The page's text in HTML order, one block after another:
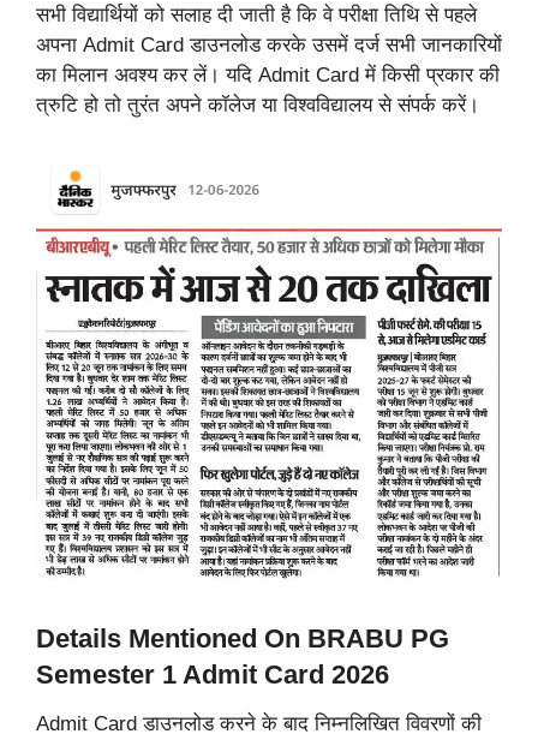
सभी विद्यार्थियों को सलाह दी जाती है कि वे परीक्षा तिथि से पहले
अपना Admit Card डाउनलोड करके उसमें दर्ज सभी जानकारियों
का मिलान अवश्य कर लें। यदि Admit Card में किसी प्रकार की
त्रुटि हो तो तुरंत अपने कॉलेज या विश्वविद्यालय से संपर्क करें।
Details Mentioned On BRABU PG
Semester 1 Admit Card 2026
Admit Card डाउनलोड करने के बाद निम्नलिखित विवरणों की